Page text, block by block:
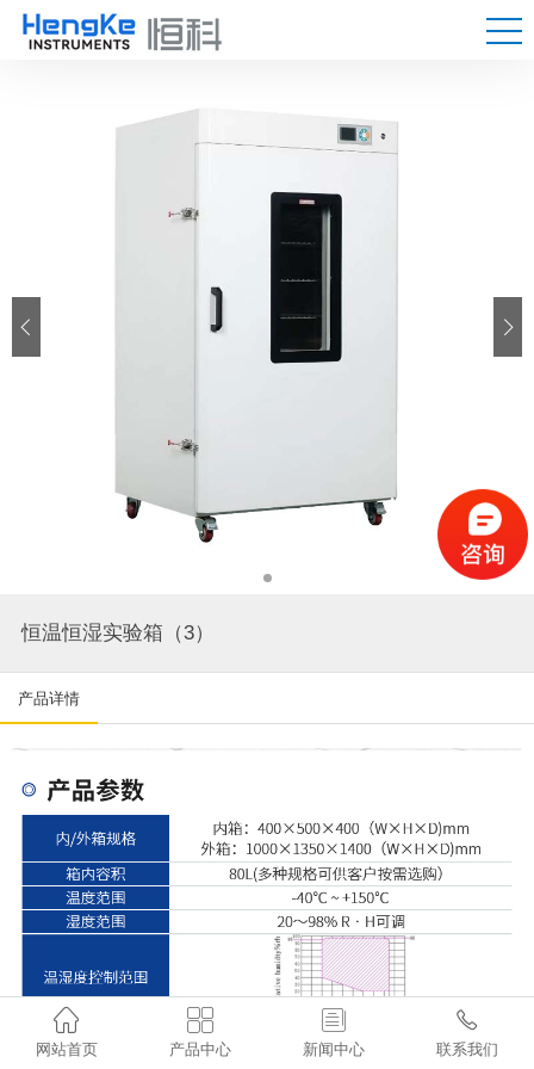
恒温恒湿实验箱（3）
产品详情

网站首页

产品中心

新闻中心

联系我们